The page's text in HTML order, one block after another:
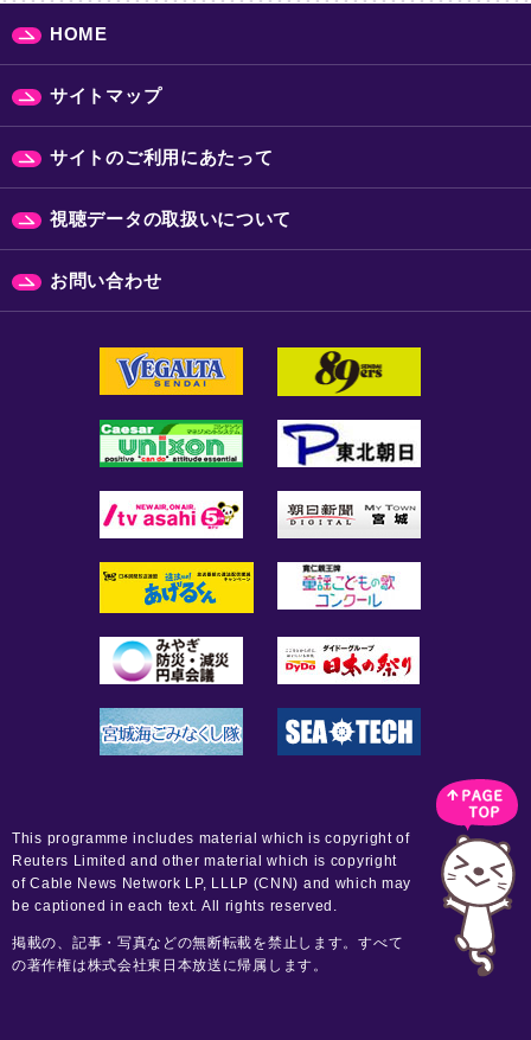
HOME
サイトマップ
サイトのご利用にあたって
視聴データの取扱いについて
お問い合わせ
This programme includes material which is copyright of
Reuters Limited and other material which is copyright
of Cable News Network LP, LLLP (CNN) and which may
be captioned in each text. All rights reserved.
掲載の、記事・写真などの無断転載を禁止します。すべて
の著作権は株式会社東日本放送に帰属します。